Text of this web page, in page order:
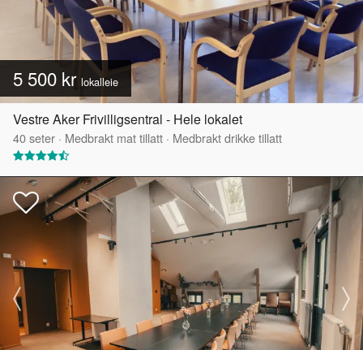
5 500 kr lokalleie
Vestre Aker Frivilligsentral - Hele lokalet
40seter · Medbrakt mat tillatt · Medbrakt drikke tillatt